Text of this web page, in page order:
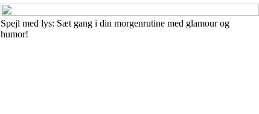
Spejl med lys: Sæt gang i din morgenrutine med glamour og
humor!